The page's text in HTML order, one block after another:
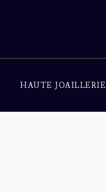
HAUTE JOAILLERIE